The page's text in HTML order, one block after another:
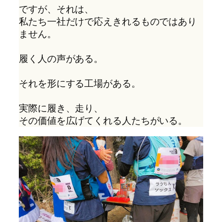
ですが、それは、
私たち一社だけで応えきれるものではあり
ません。
履く人の声がある。
それを形にする工場がある。
実際に履き、走り、
その価値を広げてくれる人たちがいる。